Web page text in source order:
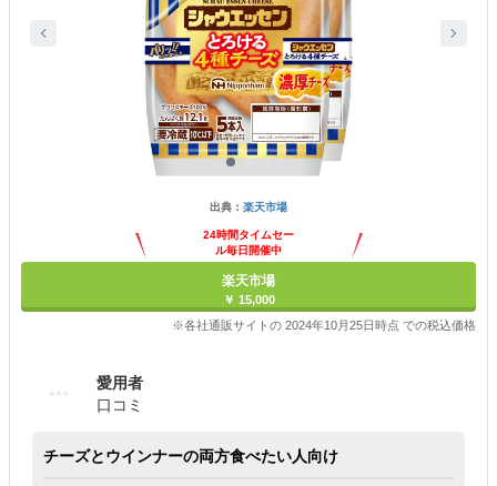
出典： 楽天市場
24時間タイムセー
ル毎日開催中
楽天市場
￥ 15,000
※各社通販サイトの 2024年10月25日時点 での税込価格
愛用者
口コミ
チーズとウインナーの両方食べたい人向け